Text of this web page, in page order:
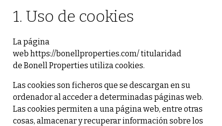
1. Uso de cookies
La página
web https://bonellproperties.com/ titularidad
de Bonell Properties utiliza cookies.
Las cookies son ficheros que se descargan en su
ordenador al acceder a determinadas páginas web.
Las cookies permiten a una página web, entre otras
cosas, almacenar y recuperar información sobre los